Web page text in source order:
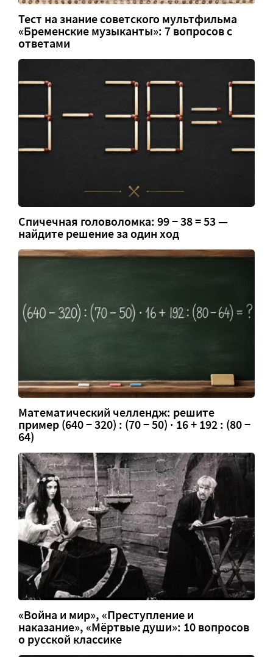
Тест на знание советского мультфильма
«Бременские музыканты»: 7 вопросов с
ответами
Спичечная головоломка: 99 − 38 = 53 —
найдите решение за один ход
Математический челлендж: решите
пример (640 − 320) : (70 − 50) · 16 + 192 : (80 −
64)
«Война и мир», «Преступление и
наказание», «Мёртвые души»: 10 вопросов
о русской классике